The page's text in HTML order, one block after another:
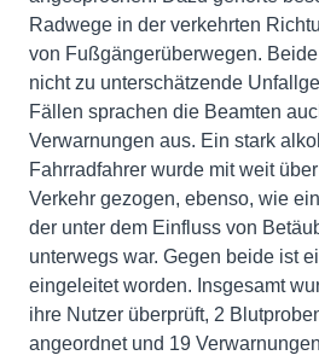
Radwege in der verkehrten
von Fußgängerüberwegen.
nicht zu unterschätzende
Fällen sprachen die Beamten
Verwarnungen aus. Ein stark
Fahrradfahrer wurde mit weit
Verkehr gezogen, ebenso, wie
der unter dem Einfluss von
unterwegs war. Gegen beide ist
eingeleitet worden. Insgesamt
ihre Nutzer überprüft, 2
angeordnet und 19